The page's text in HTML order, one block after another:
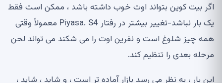
اگر بیت کوین بتواند اوت خوب داشته باشد ، ممکن است فقط
یک بار نباشد-تغییر بیشتر در رفتار Piyasa. S4 معمولاً وقتی
همه چیز شلوغ است و نفرین اوت را می شکند می تواند لحن
مرحله بعدی را تنظیم کند.
این بار ، به نظر می رسد بازار آماده تر است ، و شاید ، شاید ،